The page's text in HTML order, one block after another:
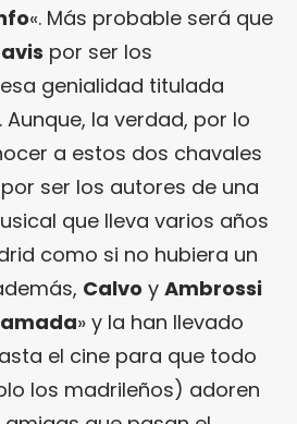
«. Más probable será que
por ser los
genialidad titulada
Aunque, la verdad, por lo
a estos dos chavales
ser los autores de una
que lleva varios años
como si no hubiera un
Calvo y Ambrossi
» y la han llevado
el cine para que todo
los madrileños) adoren